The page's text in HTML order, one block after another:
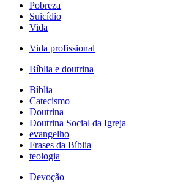
Pobreza
Suicídio
Vida
Vida profissional
Bíblia e doutrina
Bíblia
Catecismo
Doutrina
Doutrina Social da Igreja
evangelho
Frases da Bíblia
teologia
Devoção